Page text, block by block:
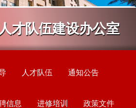
才队伍建设办公室
人才队伍 通知公告
信息 进修培训 政策文件